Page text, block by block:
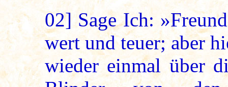
02]Sage Ich:
wert und teuer; aber
wieder einmal über